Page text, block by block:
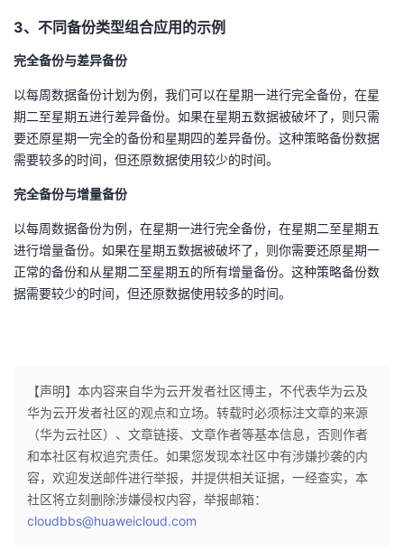
3、不同备份类型组合应用的示例
完全备份与差异备份
以每周数据备份计划为例，我们可以在星期一进行完全备份，在星
期二至星期五进行差异备份。如果在星期五数据被破坏了，则只需
要还原星期一完全的备份和星期四的差异备份。这种策略备份数据
需要较多的时间，但还原数据使用较少的时间。
完全备份与增量备份
以每周数据备份为例，在星期一进行完全备份，在星期二至星期五
进行增量备份。如果在星期五数据被破坏了，则你需要还原星期一
正常的备份和从星期二至星期五的所有增量备份。这种策略备份数
据需要较少的时间，但还原数据使用较多的时间。
【声明】本内容来自华为云开发者社区博主，不代表华为云及
华为云开发者社区的观点和立场。转载时必须标注文章的来源
（华为云社区）、文章链接、文章作者等基本信息，否则作者
和本社区有权追究责任。如果您发现本社区中有涉嫌抄袭的内
容，欢迎发送邮件进行举报，并提供相关证据，一经查实，本
社区将立刻删除涉嫌侵权内容，举报邮箱：
cloudbbs@huaweicloud.com